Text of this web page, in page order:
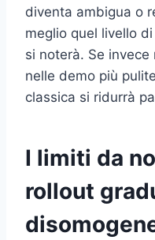
diventa ambigua o
meglio quel livello
si noterà. Se
nelle demo più
classica si ridurrà
I limiti da
rollout